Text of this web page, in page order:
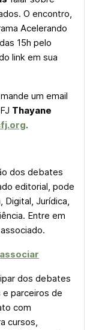
O encontro,
Acelerando
15h pelo
link em sua
um email
Thayane
.
dos debates
editorial, pode
Digital, Jurídica,
Entre em
dos debates
parceiros de
com
cursos,